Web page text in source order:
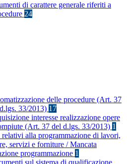
di carattere generale riferiti a
24
delle procedure (Art. 37
33/2013) 17
interesse realizzazione opere
(Art. 37 del d.lgs. 33/2013) 1
alla programmazione di lavori,
servizi e forniture / Mancata
programmazione 1